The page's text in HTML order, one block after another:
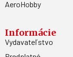
AeroHobby
Informácie
Vydavateľstvo